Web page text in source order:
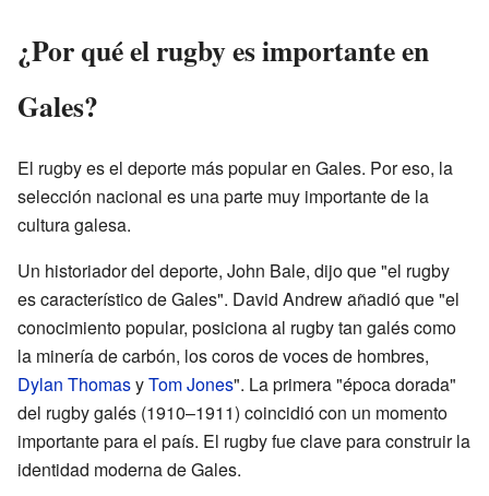
¿Por qué el rugby es importante en
Gales?
El rugby es el deporte más popular en Gales. Por eso, la
selección nacional es una parte muy importante de la
cultura galesa.
Un historiador del deporte, John Bale, dijo que "el rugby
es característico de Gales". David Andrew añadió que "el
conocimiento popular, posiciona al rugby tan galés como
la minería de carbón, los coros de voces de hombres,
Dylan ThomasyTom Jones". La primera "época dorada"
del rugby galés (1910–1911) coincidió con un momento
importante para el país. El rugby fue clave para construir la
identidad moderna de Gales.